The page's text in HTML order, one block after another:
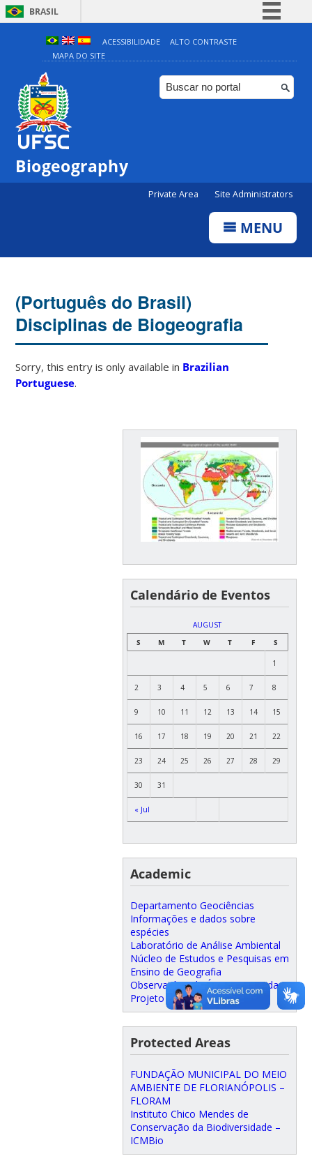
BRASIL
Simplifique!
Comunica BR
Participe
ACESSIBILIDADE
ALTO CONTRASTE
MAPA DO SITE
Biogeography
Private Area Site Administrators
MENU
(Português do Brasil)
Disciplinas de Biogeografia
Sorry, this entry is only available in Brazilian
Portuguese.
Calendário de Eventos
AUGUST
S
M T W T F S
« Jul
1
2 3 4 5 6 7 8
9 10 11 12 13 14 15
16 17 18 19 20 21 22
23 24 25 26 27 28 29
30 31
Academic
Departamento Geociências
Informações e dados sobre
espécies
Laboratório de Análise Ambiental
Núcleo de Estudos e Pesquisas em
Ensino de Geografia
Observatório de Áreas Protegidas
Projeto Bosque do CFH
Protected Areas
FUNDAÇÃO MUNICIPAL DO MEIO
AMBIENTE DE FLORIANÓPOLIS –
FLORAM
Instituto Chico Mendes de
Conservação da Biodiversidade –
ICMBio